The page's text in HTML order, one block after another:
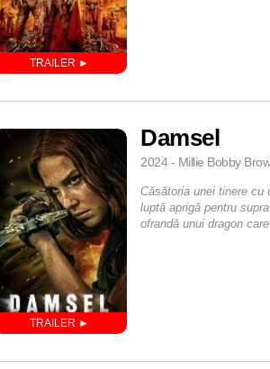
Damsel
2024 - Millie Bobby
Căsătoria unei tinere cu
luptă aprigă pentru
ofrandă unui dragon